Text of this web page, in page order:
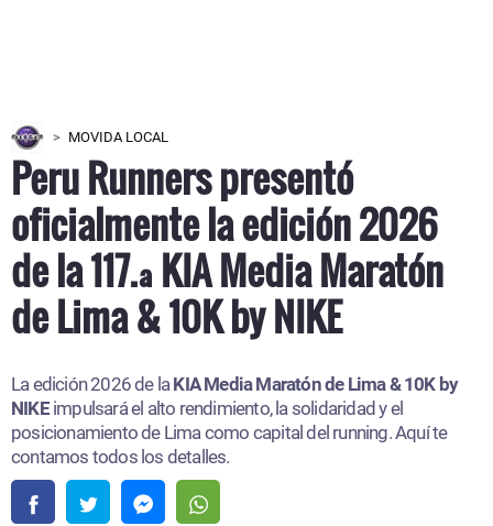
MOVIDA LOCAL
Peru Runners presentó
oficialmente la edición 2026
de la 117.ª KIA Media Maratón
de Lima & 10K by NIKE
La edición 2026 de la KIA Media Maratón de Lima & 10K by
NIKEimpulsará el alto rendimiento, la solidaridad y el
posicionamiento de Lima como capital del running. Aquí te
contamos todos los detalles.